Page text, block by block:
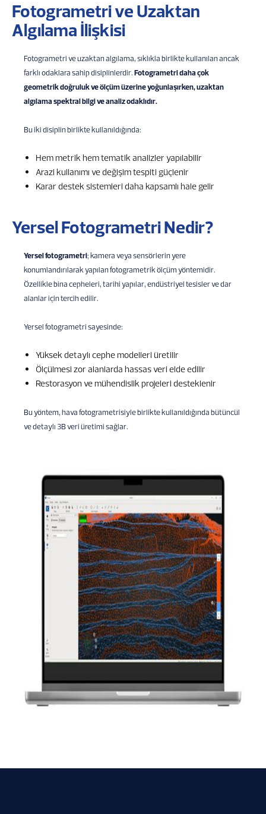
Fotogrametri ve Uzaktan
Algılama İlişkisi
Fotogrametri ve uzaktan algılama, sıklıkla birlikte kullanılan ancak
farklı odaklara sahip disiplinlerdir.Fotogrametri daha çok
geometrik doğruluk ve ölçüm üzerine yoğunlaşırken, uzaktan
algılama spektral bilgi ve analiz odaklıdır.
Bu iki disiplin birlikte kullanıldığında:
Hem metrik hem tematik analizler yapılabilir
Arazi kullanımı ve değişim tespiti güçlenir
Karar destek sistemleri daha kapsamlı hale gelir
Yersel Fotogrametri Nedir?
Yersel fotogrametri; kamera veya sensörlerin yere
konumlandırılarak yapılan fotogrametrik ölçüm yöntemidir.
Özellikle bina cepheleri, tarihi yapılar, endüstriyel tesisler ve dar
alanlar için tercih edilir.
Yersel fotogrametri sayesinde:
Yüksek detaylı cephe modelleri üretilir
Ölçülmesi zor alanlarda hassas veri elde edilir
Restorasyon ve mühendislik projeleri desteklenir
Bu yöntem, hava fotogrametrisiyle birlikte kullanıldığında bütüncül
ve detaylı 3B veri üretimi sağlar.